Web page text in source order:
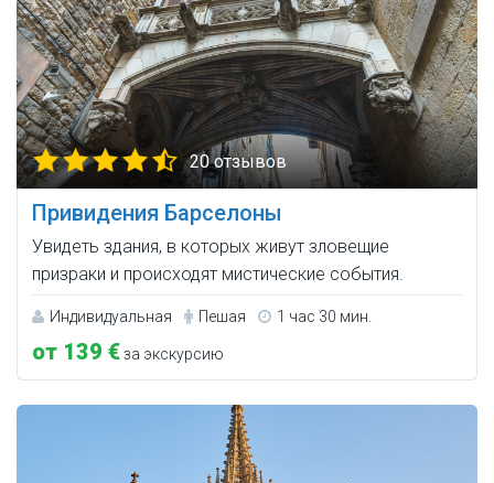
20 отзывов
Привидения Барселоны
Увидеть здания, в которых живут зловещие
призраки и происходят мистические события.
Индивидуальная Пешая 1 час 30 мин.
от 139 €за экскурсию